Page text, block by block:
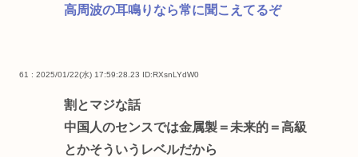
高周波の耳鳴りなら常に聞こえてるぞ
61 : 2025/01/22(水) 17:59:28.23 ID:RXsnLYdW0
割とマジな話
中国人のセンスでは金属製＝未来的＝高級
とかそういうレベルだから